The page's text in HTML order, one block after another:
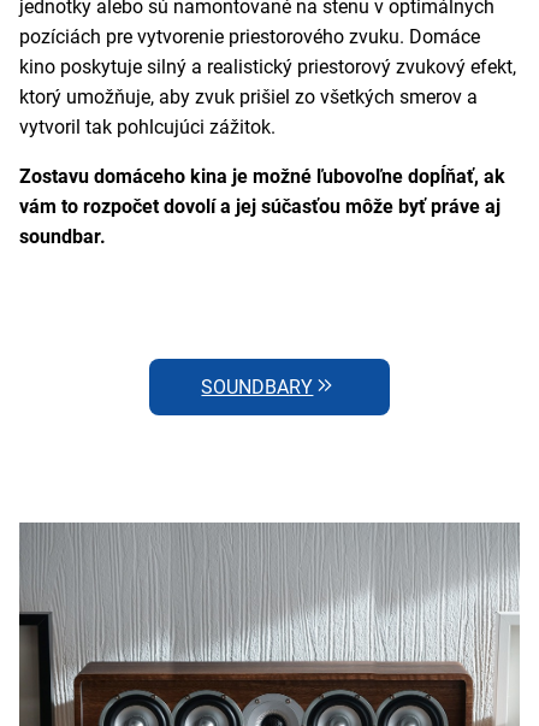
jednotky alebo sú namontované na stenu v optimálnych
pozíciách pre vytvorenie priestorového zvuku. Domáce
kino poskytuje silný a realistický priestorový zvukový efekt,
ktorý umožňuje, aby zvuk prišiel zo všetkých smerov a
vytvoril tak pohlcujúci zážitok.
Zostavu domáceho kina je možné ľubovoľne dopĺňať, ak
vám to rozpočet dovolí a jej súčasťou môže byť práve aj
soundbar.
SOUNDBARY